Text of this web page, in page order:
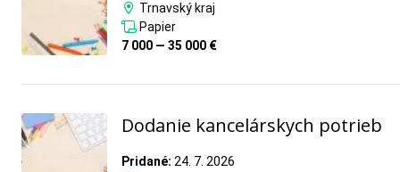
Trnavský kraj
Papier
7 000 — 35 000 €
Dodanie kancelárskych potrieb
Pridané: 24. 7. 2026